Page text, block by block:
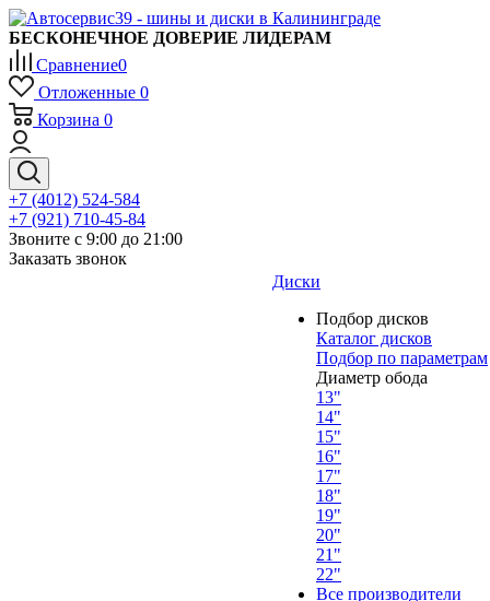
БЕСКОНЕЧНОЕ ДОВЕРИЕ ЛИДЕРАМ
Сравнение0
Отложенные 0
Корзина 0
+7 (4012) 524-584
+7 (921) 710-45-84
Звоните с 9:00 до 21:00
Заказать звонок
Диски
Подбор дисков
Каталог дисков
Подбор по параметрам
Диаметр обода
13"
14"
15"
16"
17"
18"
19"
20"
21"
22"
Все производители